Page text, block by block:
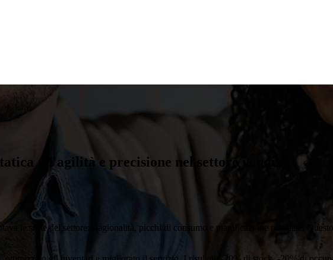
all'agilità e precisione nel settore vending
le sfide del settore: stagionalità, picchi di consumo e pianificazione manuale.